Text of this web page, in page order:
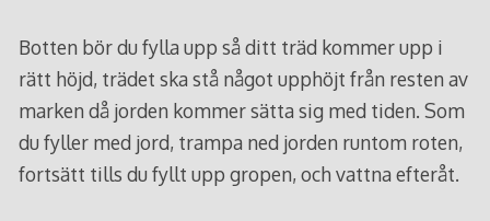
Botten bör du fylla upp så ditt träd kommer upp i
rätt höjd, trädet ska stå något upphöjt från resten av
marken då jorden kommer sätta sig med tiden. Som
du fyller med jord, trampa ned jorden runtom roten,
fortsätt tills du fyllt upp gropen, och vattna efteråt.